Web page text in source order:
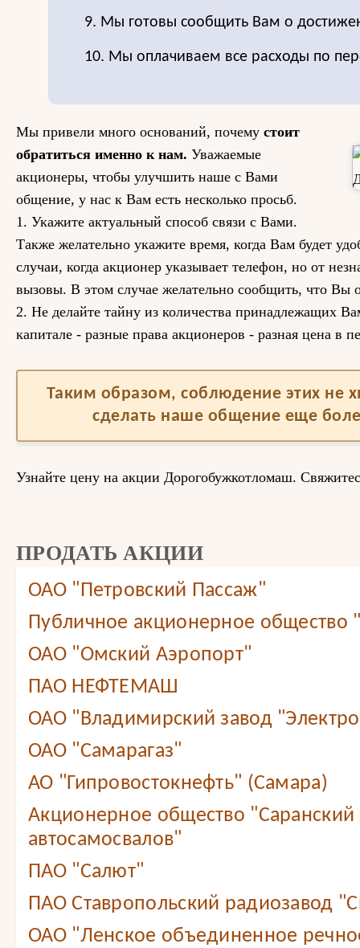
9. Мы готовы сообщить Вам о
10. Мы оплачиваем все расходы по
Мы привели много оснований, почему стоит
обратиться именно к нам. Уважаемые
акционеры, чтобы улучшить наше с Вами
общение, у нас к Вам есть несколько просьб.
1. Укажите актуальный способ связи с Вами.
Также желательно укажите время, когда Вам будет
случаи, когда акционер указывает телефон, но от
вызовы. В этом случае желательно сообщить, что Вы
2. Не делайте тайну из количества принадлежащих
капитале - разные права акционеров - разная цена в
Таким образом, соблюдение этих не
сделать наше общение еще
Узнайте цену на акции Дорогобужкотломаш.
ПРОДАТЬ АКЦИИ
ОАО "Петровский Пассаж"
Публичное акционерное общество
ОАО "Омский Аэропорт"
ПАО НЕФТЕМАШ
ОАО "Владимирский завод
ОАО "Самарагаз"
АО "Гипровостокнефть" (Самара)
Акционерное общество "Саранский
автосамосвалов"
ПАО "Салют"
ПАО Ставропольский радиозавод
ОАО "Ленское объединенное